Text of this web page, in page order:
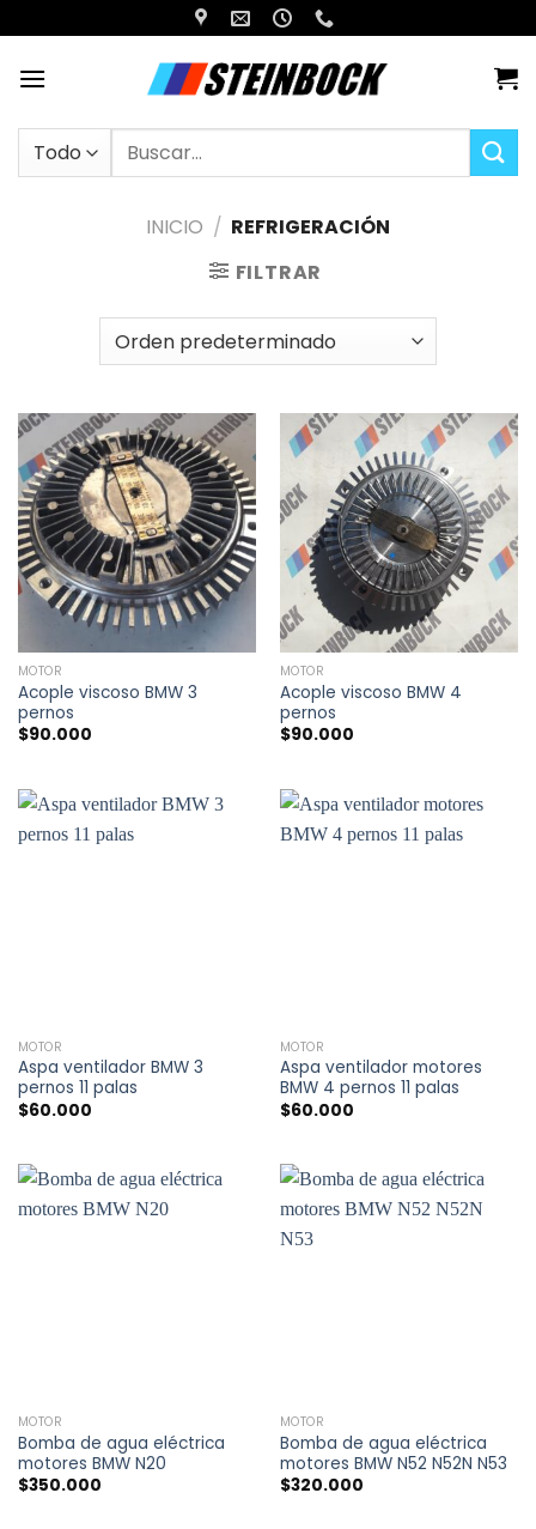
al
contenido
Buscar
INICIO / REFRIGERACIÓN
FILTRAR
MOTOR
Acople viscoso BMW 3
pernos
$90.000
MOTOR
Acople viscoso BMW 4
pernos
$90.000
MOTOR
Aspa ventilador BMW 3
pernos 11 palas
$60.000
MOTOR
Aspa ventilador motores
BMW 4 pernos 11 palas
$60.000
MOTOR
Bomba de agua eléctrica
motores BMW N20
$350.000
MOTOR
Bomba de agua eléctrica
motores BMW N52 N52N N53
$320.000